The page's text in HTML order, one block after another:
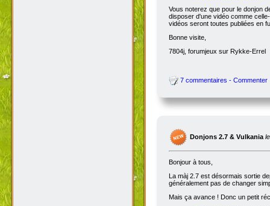
Vous noterez que pour le donjon
disposer d'une vidéo comme
vidéos seront toutes publiées en
Bonne visite,
7804j, forumjeux sur Rykke-Errel
7 commentaires - Commenter
Donjons 2.7 & Vulkania
Bonjour à tous,
La màj 2.7 est désormais sortie
généralement pas de changer
Mais ça avance ! Donc un petit